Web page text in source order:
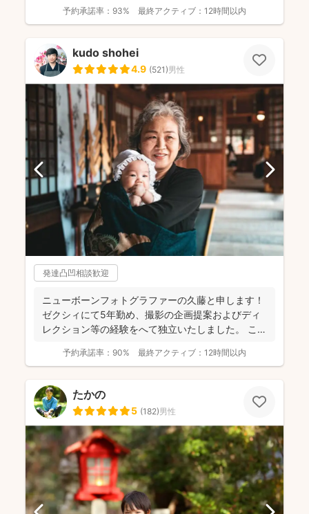
予約承諾率： 93% 最終アクティブ： 12時間以内
kudo shohei
4.9 (521)男性
発達凸凹相談歓迎
ニューボーンフォトグラファーの久藤と申します！
ゼクシィにて5年勤め、撮影の企画提案およびディ
レクション等の経験をへて独立いたしました。 これ
予約承諾率： 90% 最終アクティブ： 12時間以内
たかの
5 (182)男性